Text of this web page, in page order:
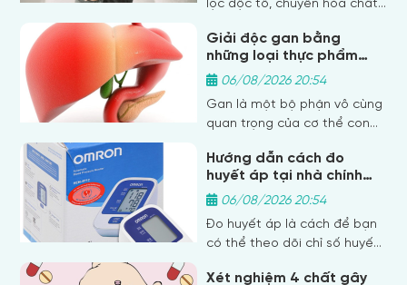
lọc độc tố, chuyển hóa chất
thuốc… Một số thói quen
buổi sáng có thể đang âm
thầm gây hại cho gan.
Giải độc gan bằng
những loại thực phẩm
ngon – bổ – rẻ
06/08/2026 20:54
Gan là một bộ phận vô cùng
quan trọng của cơ thể con
trong quá trình chuyển hóa
và một số các chức năng
khác trong cơ thể như
Hướng dẫn cách đo
huyết áp tại nhà chính
xác nhất
06/08/2026 20:54
Đo huyết áp là cách để bạn
có thể theo dõi chỉ số huyết
trong chỉ số huyết áp và
Xét nghiệm 4 chất gây